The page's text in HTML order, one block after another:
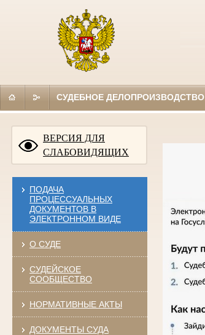
СУДЕБНОЕ ДЕЛОПРОИЗВОДСТВО
ВЕРСИЯ ДЛЯ
СЛАБОВИДЯЩИХ
ПОДАЧА
ПРОЦЕССУАЛЬНЫХ
ДОКУМЕНТОВ В
ЭЛЕКТРОННОМ ВИДЕ
О СУДЕ
СУДЕЙСКОЕ
СООБЩЕСТВО
НОРМАТИВНЫЕ АКТЫ
ДОКУМЕНТЫ СУДА